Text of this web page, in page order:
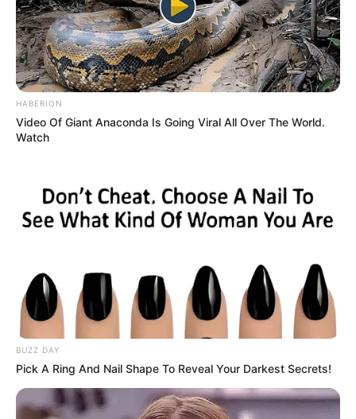
HABERION
Video Of Giant Anaconda Is Going Viral All Over The World.
Watch
BUZZ DAY
Pick A Ring And Nail Shape To Reveal Your Darkest Secrets!